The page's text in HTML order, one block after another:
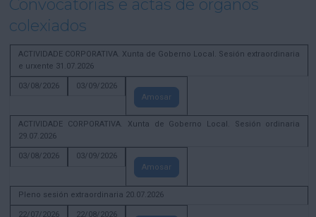
Convocatorias e actas de órganos
colexiados
ACTIVIDADE CORPORATIVA. Xunta de Goberno Local. Sesión extraordinaria
e urxente 31.07.2026
03/08/2026
03/09/2026
Amosar
ACTIVIDADE CORPORATIVA. Xunta de Goberno Local. Sesión ordinaria
29.07.2026
03/08/2026
03/09/2026
Amosar
Pleno sesión extraordinaria 20.07.2026
22/07/2026
22/08/2026